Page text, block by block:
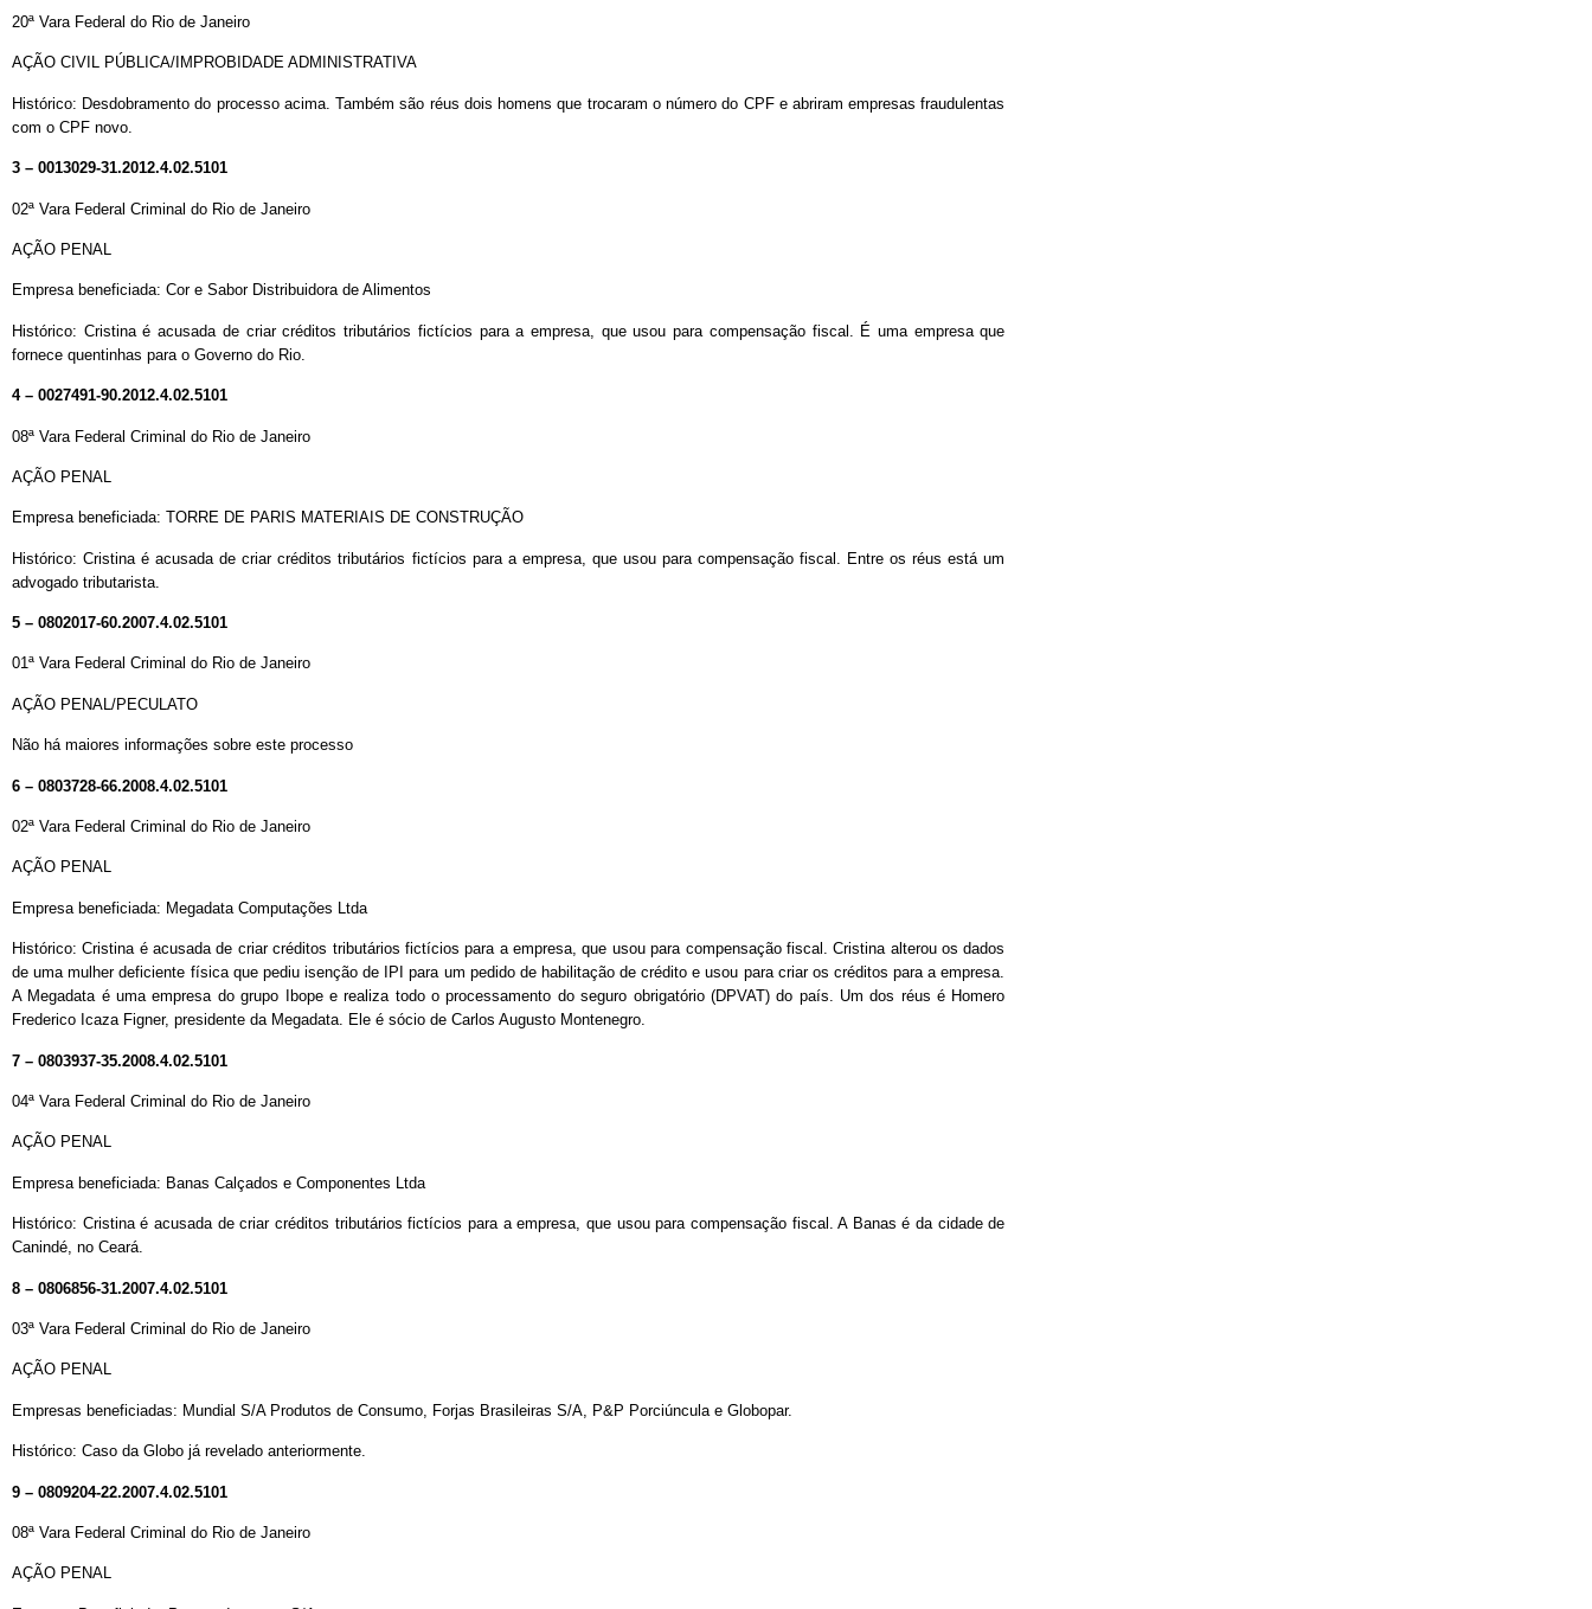
20ª Vara Federal do Rio de Janeiro
AÇÃO CIVIL PÚBLICA/IMPROBIDADE ADMINISTRATIVA
Histórico: Desdobramento do processo acima. Também são réus dois homens que trocaram o número do CPF e abriram empresas fraudulentas
com o CPF novo.
3 – 0013029-31.2012.4.02.5101
02ª Vara Federal Criminal do Rio de Janeiro
AÇÃO PENAL
Empresa beneficiada: Cor e Sabor Distribuidora de Alimentos
Histórico: Cristina é acusada de criar créditos tributários fictícios para a empresa, que usou para compensação fiscal. É uma empresa que
fornece quentinhas para o Governo do Rio.
4 – 0027491-90.2012.4.02.5101
08ª Vara Federal Criminal do Rio de Janeiro
AÇÃO PENAL
Empresa beneficiada: TORRE DE PARIS MATERIAIS DE CONSTRUÇÃO
Histórico: Cristina é acusada de criar créditos tributários fictícios para a empresa, que usou para compensação fiscal. Entre os réus está um
advogado tributarista.
5 – 0802017-60.2007.4.02.5101
01ª Vara Federal Criminal do Rio de Janeiro
AÇÃO PENAL/PECULATO
Não há maiores informações sobre este processo
6 – 0803728-66.2008.4.02.5101
02ª Vara Federal Criminal do Rio de Janeiro
AÇÃO PENAL
Empresa beneficiada: Megadata Computações Ltda
Histórico: Cristina é acusada de criar créditos tributários fictícios para a empresa, que usou para compensação fiscal. Cristina alterou os dados
de uma mulher deficiente física que pediu isenção de IPI para um pedido de habilitação de crédito e usou para criar os créditos para a empresa.
A Megadata é uma empresa do grupo Ibope e realiza todo o processamento do seguro obrigatório (DPVAT) do país. Um dos réus é Homero
Frederico Icaza Figner, presidente da Megadata. Ele é sócio de Carlos Augusto Montenegro.
7 – 0803937-35.2008.4.02.5101
04ª Vara Federal Criminal do Rio de Janeiro
AÇÃO PENAL
Empresa beneficiada: Banas Calçados e Componentes Ltda
Histórico: Cristina é acusada de criar créditos tributários fictícios para a empresa, que usou para compensação fiscal. A Banas é da cidade de
Canindé, no Ceará.
8 – 0806856-31.2007.4.02.5101
03ª Vara Federal Criminal do Rio de Janeiro
AÇÃO PENAL
Empresas beneficiadas: Mundial S/A Produtos de Consumo, Forjas Brasileiras S/A, P&P Porciúncula e Globopar.
Histórico: Caso da Globo já revelado anteriormente.
9 – 0809204-22.2007.4.02.5101
08ª Vara Federal Criminal do Rio de Janeiro
AÇÃO PENAL